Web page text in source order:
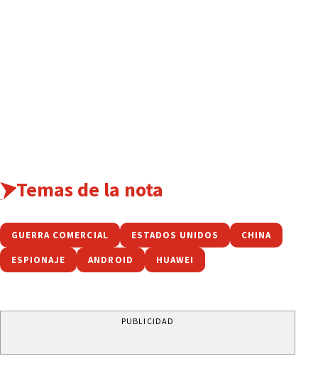
Temas de la nota
GUERRA COMERCIAL ESTADOS UNIDOS CHINA
ESPIONAJE ANDROID HUAWEI
PUBLICIDAD